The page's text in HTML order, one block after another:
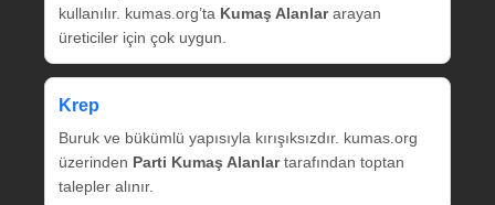
kullanılır. kumas.org’ta Kumaş Alanlararayan
üreticiler için çok uygun.
Krep
Buruk ve bükümlü yapısıyla kırışıksızdır. kumas.org
üzerinden Parti Kumaş Alanlartarafından toptan
talepler alınır.